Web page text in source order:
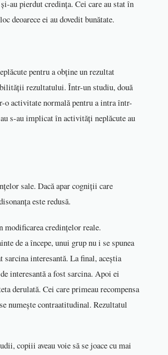
au pierdut credința. Cei care au stat în
deoarece ei au dovedit bunătate.
pentru a obține un rezultat
rezultatului. Într-un studiu, două
activitate normală pentru a intra într-
s-au implicat în activități neplăcute au
sale. Dacă apar cogniții care
este redusă.
modificarea credințelor reale.
de a începe, unui grup nu i se spunea
interesantă. La final, aceștia
interesantă a fost sarcina. Apoi ei
derulată. Cei care primeau recompensa
numește contraatitudinal. Rezultatul
copiii aveau voie să se joace cu mai